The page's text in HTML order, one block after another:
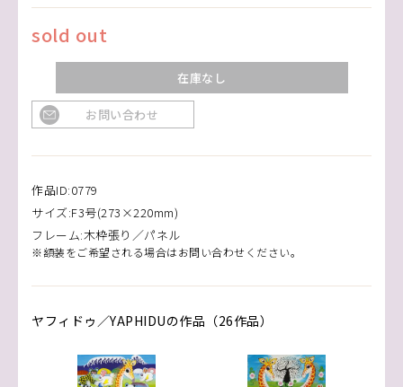
sold out
在庫なし
お問い合わせ
作品ID:0779
サイズ:F3号(273×220mm)
フレーム:木枠張り／パネル
※額装をご希望される場合はお問い合わせください。
ヤフィドゥ／YAPHIDUの作品（26作品）